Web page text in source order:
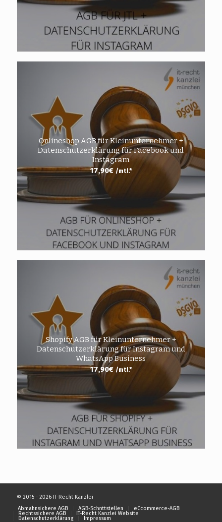
Onlineshop AGB für Kleinunternehmer +
Datenschutzerklärung für Facebook und
Instagram
17,90€ /mtl.*
Shopify AGB für Kleinunternehmer +
Datenschutzerklärung für Instagram und
WhatsApp Business
17,90€ /mtl.*
© 2015 - 2026 IT-Recht Kanzlei
Abmahnsichere AGB
AGB-Schnttstellen eCcommerce-AGB
Rechtssichere AGB IT-Recht Kanzlei Website
Datenschutzerklärung Impressum